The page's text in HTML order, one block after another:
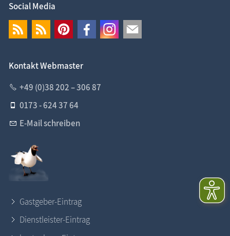
Social Media
Kontakt Webmaster
+49 (0)38 202 – 306 87
0173 - 624 37 64
E-Mail schreiben
Gastgeber-Eintrag
Dienstleister-Eintrag